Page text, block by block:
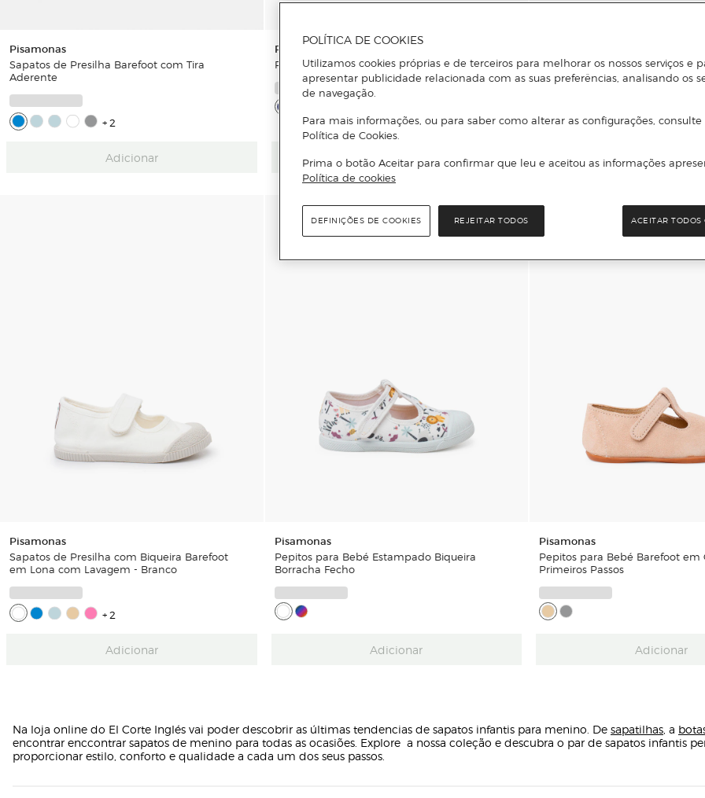
Pisamonas
Sapatos de Presilha Barefoot com Tira
Aderente
+2
Adicionar
Pisamonas
Pepitos para Bebé Barefoot de Lona Macios
Adicionar
Sapatos de Presilha com
em Lona com Lavagem -
+2
Adicionar
Pisamonas
Sapatos de Presilha com Biqueira Barefoot
em Lona com Lavagem - Branco
+2
Adicionar
Pisamonas
Pepitos para Bebé Estampado Biqueira
Borracha Fecho
Adicionar
Pisamonas
Pepitos para Bebé Barefoot em
Primeiros Passos
Adicionar
Na loja online do El Corte Inglés vai poder descobrir as últimas tendencias de sapatos infantis para menino. De sapatilhas , a
encontrar enccontrar sapatos de menino para todas as ocasiões. Explore a nossa coleção e descubra o par de sapatos infantis
proporcionar estilo, conforto e qualidade a cada um dos seus passos.
POLÍTICA DE COOKIES
Utilizamos cookies próprias e de terceiros para melhorar os nossos serviços e
apresentar publicidade relacionada com as suas preferências, analisando os
de navegação.
Para mais informações, ou para saber como alterar as configurações, consulte
Política de Cookies.
Prima o botão Aceitar para confirmar que leu e aceitou as informações
Política de cookies
REJEITAR TODOS ACEITAR TODOS
DEFINIÇÕES DE COOKIES